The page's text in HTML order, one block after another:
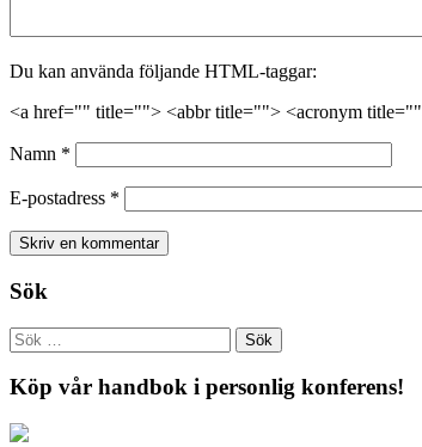
Du kan använda följande HTML-taggar:
<a href="" title=""> <abbr title=""> <acronym
Namn *
E-postadress *
Sök
Köp vår handbok i personlig konferens!